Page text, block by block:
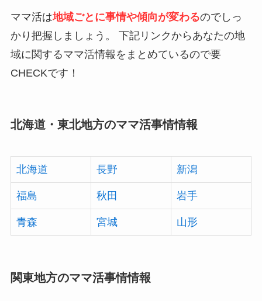
ママ活は地域ごとに事情や傾向が変わるのでしっ
かり把握しましょう 。 下記リンクからあなたの地
域に関するママ活情報をまとめているので要
CHECKです！
北海道・東北地方のママ活事情情報
北海道 長野 新潟
福島 秋田 岩手
青森 宮城 山形
関東地方のママ活事情情報